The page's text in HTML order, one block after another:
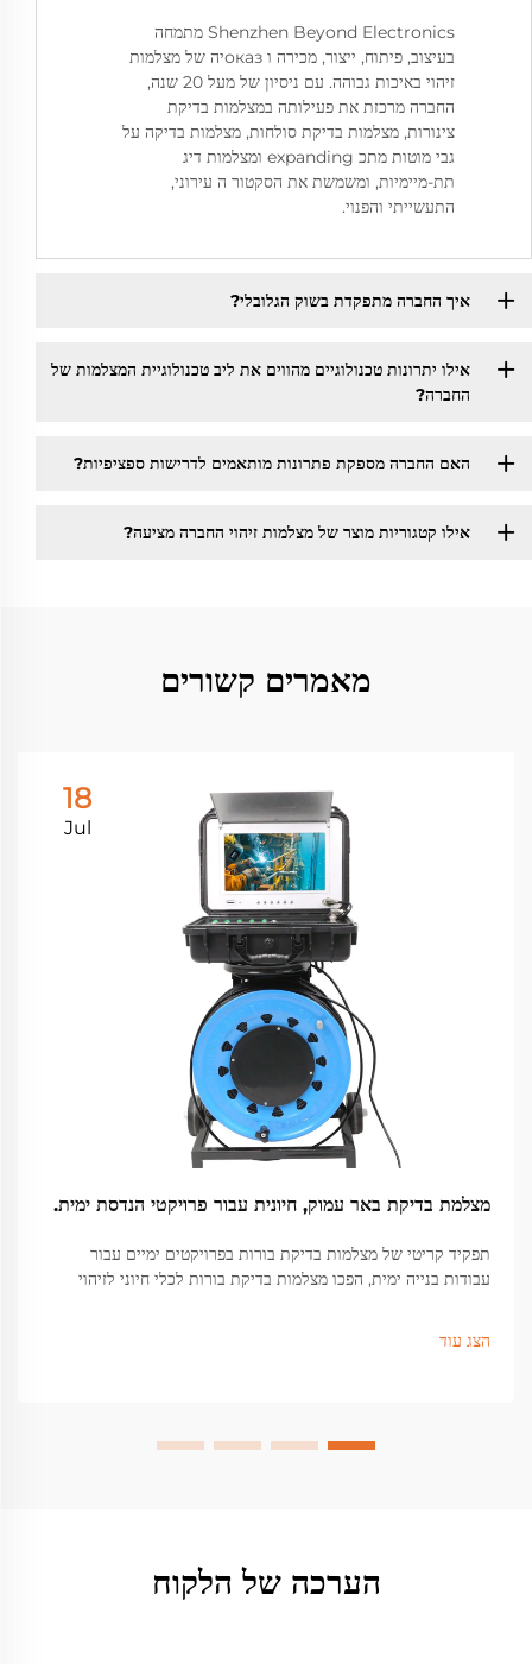
Shenzhen Beyond Electronics מתמחה
בעיצוב, פיתוח, ייצור, מכירה ו оказיה של מצלמות
זיהוי באיכות גבוהה. עם ניסיון של מעל 20 שנה,
החברה מרכזת את פעילותה במצלמות בדיקת
צינורות, מצלמות בדיקת סולחות, מצלמות בדיקה על
גבי מוטות מתכ expanding ומצלמות דיג
תת-מיימיות, ומשמשת את הסקטור ה עירוני,
התעשייתי והפנוי.
איך החברה מתפקדת בשוק הגלובלי?
אילו יתרונות טכנולוגיים מהווים את ליב טכנולוגיית המצלמות של
החברה?
האם החברה מספקת פתרונות מותאמים לדרישות ספציפיות?
אילו קטגוריות מוצר של מצלמות זיהוי החברה מציעה?
מאמרים קשורים
18
Jul
מצלמת בדיקת באר עמוק, חיונית עבור פרויקטי הנדסת ימית.
תפקיד קריטי של מצלמות בדיקת בורות בפרויקטים ימיים עבור
עבודות בנייה ימית, הפכו מצלמות בדיקת בורות לכלי חיוני לזיהוי
הצג עוד
הערכה של הלקוח